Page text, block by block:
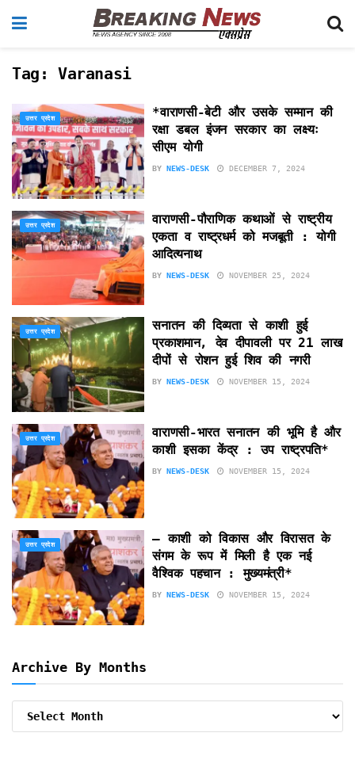
Tag: Varanasi
उत्तर प्रदेश
*वाराणसी-बेटी और उसके सम्मान की
रक्षा डबल इंजन सरकार का लक्ष्यः
सीएम योगी
BY NEWS-DESK DECEMBER 7, 2024
उत्तर प्रदेश
वाराणसी-पौराणिक कथाओं से राष्ट्रीय
एकता व राष्ट्रधर्म को मजबूती : योगी
आदित्यनाथ
BY NEWS-DESK NOVEMBER 25, 2024
उत्तर प्रदेश
सनातन की दिव्यता से काशी हुई
प्रकाशमान, देव दीपावली पर 21 लाख
दीपों से रोशन हुई शिव की नगरी
BY NEWS-DESK NOVEMBER 15, 2024
उत्तर प्रदेश
वाराणसी-भारत सनातन की भूमि है और
काशी इसका केंद्र : उप राष्ट्रपति*
BY NEWS-DESK NOVEMBER 15, 2024
उत्तर प्रदेश
– काशी को विकास और विरासत के
संगम के रूप में मिली है एक नई
वैश्विक पहचान : मुख्यमंत्री*
BY NEWS-DESK NOVEMBER 15, 2024
Archive By Months